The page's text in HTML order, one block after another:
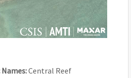
Central Reef